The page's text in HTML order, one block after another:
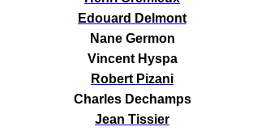
Edouard Delmont
Nane Germon
Vincent Hyspa
Robert Pizani
Charles Dechamps
Jean Tissier